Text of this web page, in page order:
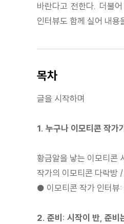
바란다고 전한다. 더불
인터뷰도 함께 실어 내용
목차
글을 시작하며
1. 누구나 이모티콘 작가
황금알을 낳는 이모티콘
작가의 이모티콘 다락방
● 이모티콘 작가 인터뷰
2. 준비: 시작이 반, 준비